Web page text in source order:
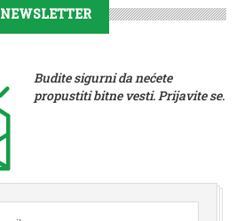
NEWSLETTER
Budite sigurni da nećete
propustiti bitne vesti. Prijavite se.